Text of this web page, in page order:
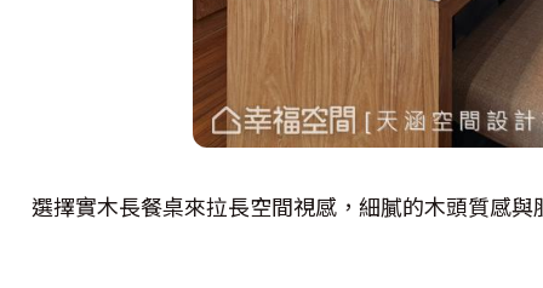
選擇實木長餐桌來拉長空間視感，細膩的木頭質感